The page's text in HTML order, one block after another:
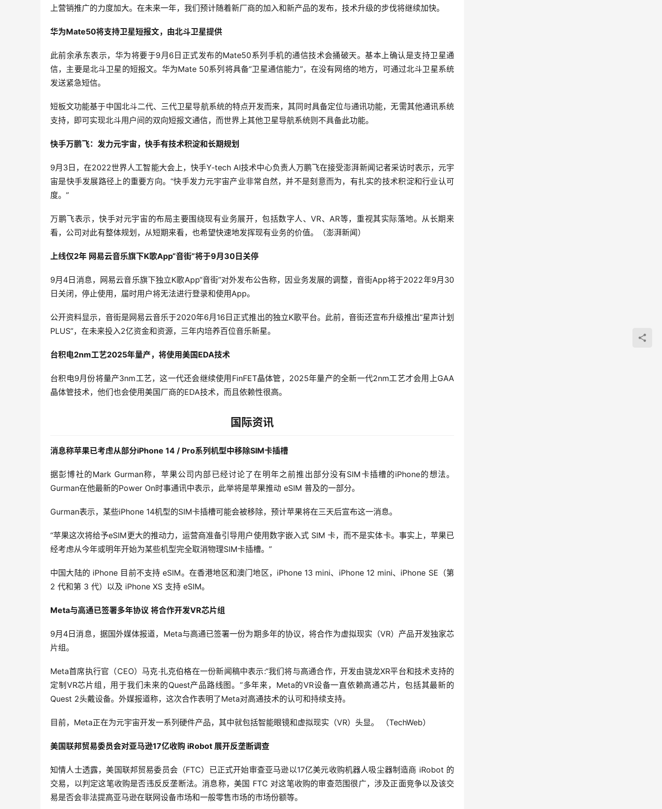
上营销推广的力度加大。在未来一年，我们预计随着新厂商的加入和新产品的发布，技术升级的步伐将继续加快。
华为Mate50将支持卫星短报文，由北斗卫星提供
此前余承东表示，华为将要于9月6日正式发布的Mate50系列手机的通信技术会捅破天。基本上确认是支持卫星通
信，主要是北斗卫星的短报文。华为Mate 50系列将具备“卫星通信能力”，在没有网络的地方，可通过北斗卫星系统
发送紧急短信。
短板文功能基于中国北斗二代、三代卫星导航系统的特点开发而来，其同时具备定位与通讯功能，无需其他通讯系统
支持，即可实现北斗用户间的双向短报文通信，而世界上其他卫星导航系统则不具备此功能。
快手万鹏飞：发力元宇宙，快手有技术积淀和长期规划
9月3日，在2022世界人工智能大会上，快手Y-tech AI技术中心负责人万鹏飞在接受澎湃新闻记者采访时表示，元宇
宙是快手发展路径上的重要方向。“快手发力元宇宙产业非常自然，并不是刻意而为，有扎实的技术积淀和行业认可
度。”
万鹏飞表示，快手对元宇宙的布局主要围绕现有业务展开，包括数字人、VR、AR等，重视其实际落地。从长期来
看，公司对此有整体规划，从短期来看，也希望快速地发挥现有业务的价值。（澎湃新闻）
上线仅2年 网易云音乐旗下K歌App“音街”将于9月30日关停
9月4日消息，网易云音乐旗下独立K歌App“音街”对外发布公告称，因业务发展的调整，音街App将于2022年9月30
日关闭，停止使用，届时用户将无法进行登录和使用App。
公开资料显示，音街是网易云音乐于2020年6月16日正式推出的独立K歌平台。此前，音街还宣布升级推出“星声计划
PLUS”，在未来投入2亿资金和资源，三年内培养百位音乐新星。
台积电2nm工艺2025年量产，将使用美国EDA技术
台积电9月份将量产3nm工艺，这一代还会继续使用FinFET晶体管，2025年量产的全新一代2nm工艺才会用上GAA
晶体管技术，他们也会使用美国厂商的EDA技术，而且依赖性很高。
国际资讯
消息称苹果已考虑从部分iPhone 14 / Pro系列机型中移除SIM卡插槽
据彭博社的Mark Gurman称，苹果公司内部已经讨论了在明年之前推出部分没有SIM卡插槽的iPhone的想法。
Gurman在他最新的Power On时事通讯中表示，此举将是苹果推动 eSIM 普及的一部分。
Gurman表示，某些iPhone 14机型的SIM卡插槽可能会被移除，预计苹果将在三天后宣布这一消息。
“苹果这次将给予eSIM更大的推动力，运营商准备引导用户使用数字嵌入式 SIM 卡，而不是实体卡。事实上，苹果已
经考虑从今年或明年开始为某些机型完全取消物理SIM卡插槽。”
中国大陆的 iPhone 目前不支持 eSIM。在香港地区和澳门地区，iPhone 13 mini、iPhone 12 mini、iPhone SE（第
2 代和第 3 代）以及 iPhone XS 支持 eSIM。
Meta与高通已签署多年协议 将合作开发VR芯片组
9月4日消息，据国外媒体报道，Meta与高通已签署一份为期多年的协议，将合作为虚拟现实（VR）产品开发独家芯
片组。
Meta首席执行官（CEO）马克·扎克伯格在一份新闻稿中表示:“我们将与高通合作，开发由骁龙XR平台和技术支持的
定制VR芯片组，用于我们未来的Quest产品路线图。”多年来，Meta的VR设备一直依赖高通芯片，包括其最新的
Quest 2头戴设备。外媒报道称，这次合作表明了Meta对高通技术的认可和持续支持。
目前，Meta正在为元宇宙开发一系列硬件产品，其中就包括智能眼镜和虚拟现实（VR）头显。 （TechWeb）
美国联邦贸易委员会对亚马逊17亿收购 iRobot 展开反垄断调查
知情人士透露，美国联邦贸易委员会（FTC）已正式开始审查亚马逊以17亿美元收购机器人吸尘器制造商 iRobot 的
交易，以判定这笔收购是否违反反垄断法。消息称，美国 FTC 对这笔收购的审查范围很广，涉及正面竞争以及该交
易是否会非法提高亚马逊在联网设备市场和一般零售市场的市场份额等。